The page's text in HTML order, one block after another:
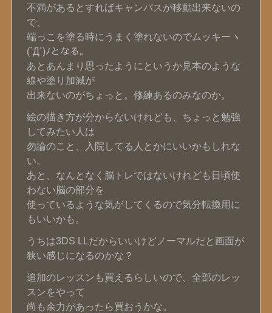
不満があるとすればキャンパスが移動出来ないの
で、
端っこを塗る時にうまく塗れないのでムッキーヽ
(`Д´)ﾉとなる。
あとあんまり思ったようにというか見本のような
線や塗り加減が
出来ないのがちょっと。修練あるのみなのか。
絵の描き方が分からないけれども、ちょっと勉強
してみたい人は
勿論のこと、入院してる人とかにいいかもしれな
い。
あと、なんとなく脳トレではないけれども日頃使
わない脳の部分を
使っているような気がしてくるので気分転換用に
もいいかも。
うちは3DS LLだからいいけどノーマルだと画面が
狭い感じになるのかな？
追加のレッスンも買えるらしいので、全部のレッ
スンをやって
尚も余力があったら買おうかな。